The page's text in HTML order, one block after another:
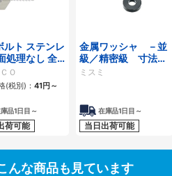
ルト ステンレ
処理なし 全
Ｏ
(税別)： 41円 ～
品1日目～
荷可能
金属ワッシャ －並
級／精密級 寸法フ
リー指定タイプ－
ミスミ
在庫品1日目～
当日出荷可能
んな商品も見ています